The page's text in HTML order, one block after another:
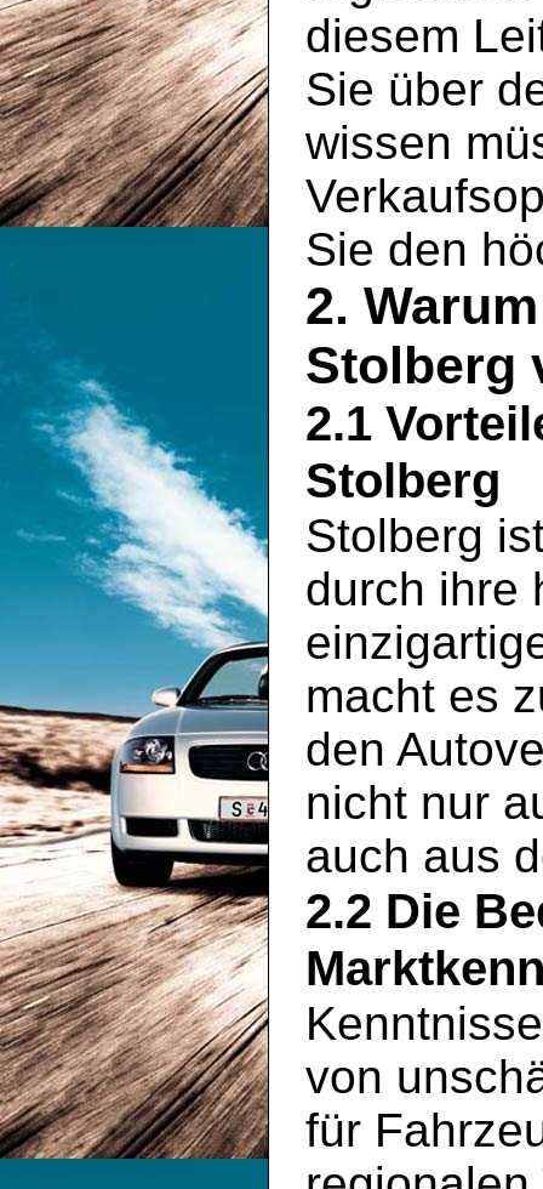
diesem
Sie über
wissen
Sie den
2.
Stolberg
2.1
Stolberg
Stolberg
durch ihre
macht es
den
nicht nur
auch aus
2.2 Die
von
für